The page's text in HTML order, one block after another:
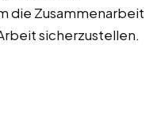
die Zusammenarbeit
sicherzustellen.